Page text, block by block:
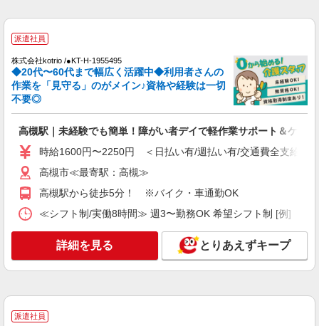
派遣社員
株式会社kotrio /●KT-H-2020855
富田駅＊経験不問で大募集!就労支援スタッフ
＊週3〜曜日相談OK
時給1400円〜 ＜日払い有/週払い有/交通費全
支給(ガソリン代含む)＞
高槻市｜最寄り駅：富田
キープ
派遣社員
株式会社kotrio /●KT-H-1990392
＜高槻市駅＞障がい者支援員募集！≪面接なし
≫≪週3日OK≫
時給1600円〜2250円 ＜日払い有/週払い有/交
通費全支給(ガソリン代含む)＞
派遣社員
株式会社kotrio /●KT-H-1955495
◆20代〜60代まで幅広く活躍中◆利用者さんの
作業を「見守る」のがメイン♪資格や経験は一切
不要◎
高槻駅｜未経験でも簡単！障がい者デイで軽作業サポート＆ケア
時給1600円〜2250円 ＜日払い有/週払い有/交通費全支給(ガ
高槻市≪最寄駅：高槻≫
高槻駅から徒歩5分！ ※バイク・車通勤OK
≪シフト制/実働8時間≫ 週3〜勤務OK 希望シフト制 [例] ・
詳細を見る とりあえずキープ
派遣社員